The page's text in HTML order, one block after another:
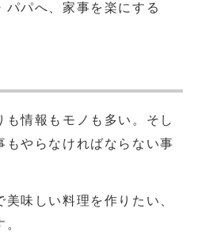
パへ、家事を楽にする
情報もモノも多い。そし
もやらなければならない事
味しい料理を作りたい、